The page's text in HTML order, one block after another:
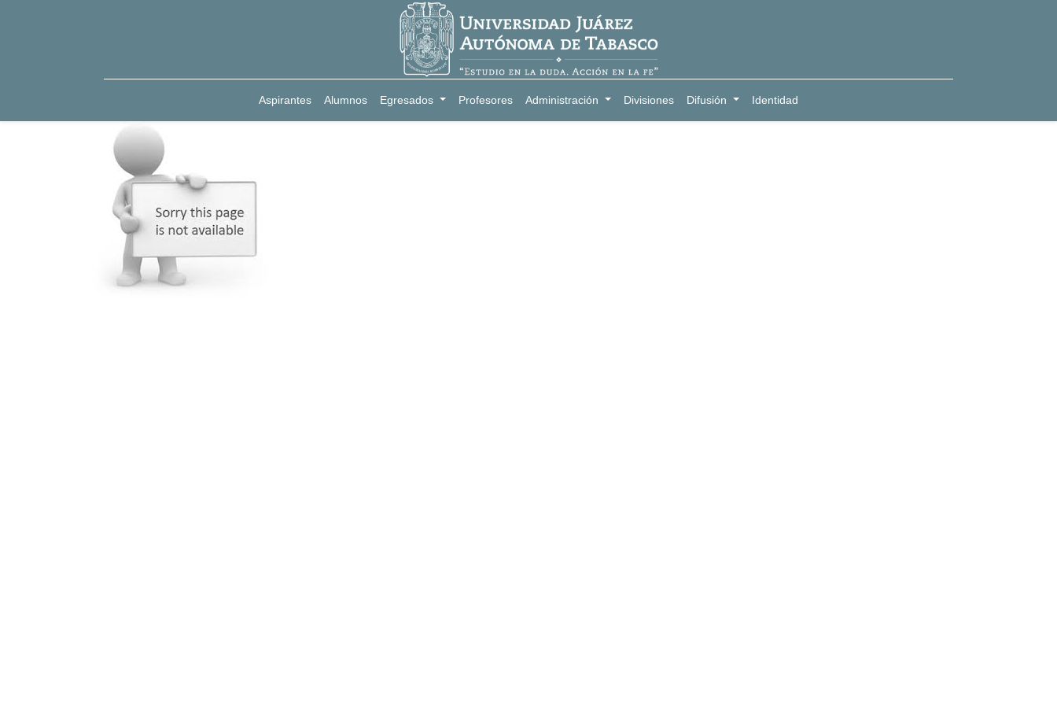
Aspirantes Alumnos Egresados Profesores Administración Divisiones Difusión Identidad